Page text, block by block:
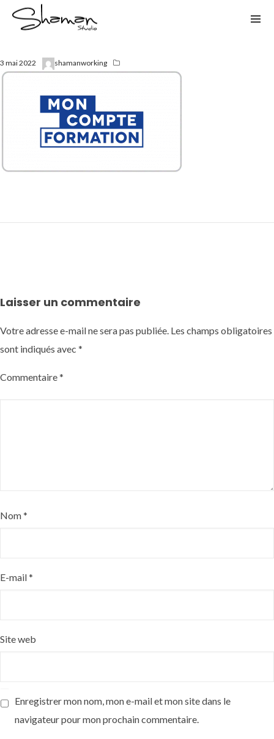
3 mai 2022 shamanworking
Laisser un commentaire
Votre adresse e-mail ne sera pas publiée. Les champs obligatoires
sont indiqués avec *
Commentaire*
Nom*
E-mail*
Site web
Enregistrer mon nom, mon e-mail et mon site dans le
navigateur pour mon prochain commentaire.